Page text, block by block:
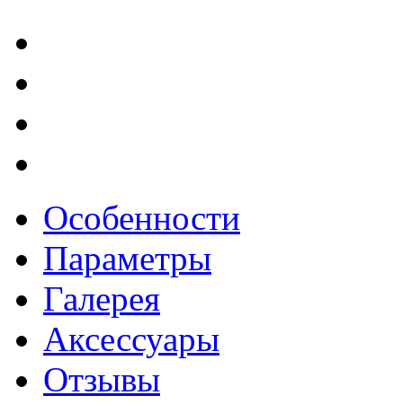
Особенности
Параметры
Галерея
Аксессуары
Отзывы